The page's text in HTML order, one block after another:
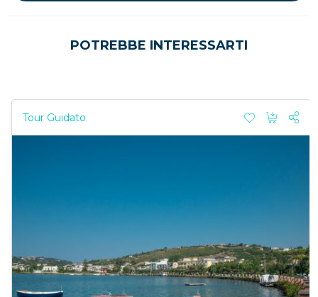
ami la natura e voglia vivere un momento di pura
POTREBBE INTERESSARTI
Tour Guidato